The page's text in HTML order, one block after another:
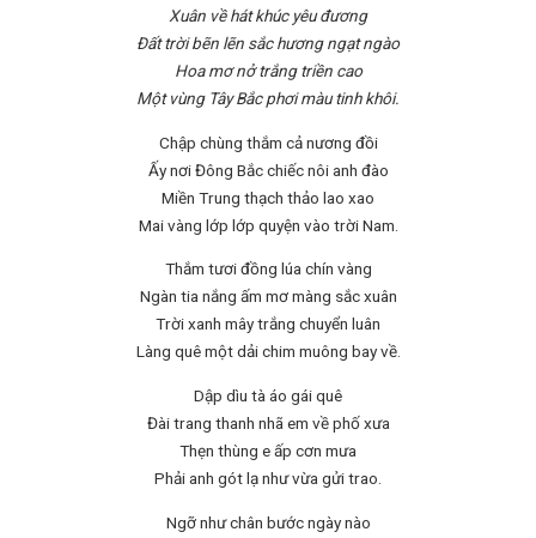
Xuân về hát khúc yêu đương
Đất trời bẽn lẽn sắc hương ngạt ngào
Hoa mơ nở trắng triền cao
Một vùng Tây Bắc phơi màu tinh khôi.
Chập chùng thắm cả nương đồi
Ấy nơi Đông Bắc chiếc nôi anh đào
Miền Trung thạch thảo lao xao
Mai vàng lớp lớp quyện vào trời Nam.
Thắm tươi đồng lúa chín vàng
Ngàn tia nắng ấm mơ màng sắc xuân
Trời xanh mây trắng chuyển luân
Làng quê một dải chim muông bay về.
Dập dìu tà áo gái quê
Đài trang thanh nhã em về phố xưa
Thẹn thùng e ấp cơn mưa
Phải anh gót lạ như vừa gửi trao.
Ngỡ như chân bước ngày nào